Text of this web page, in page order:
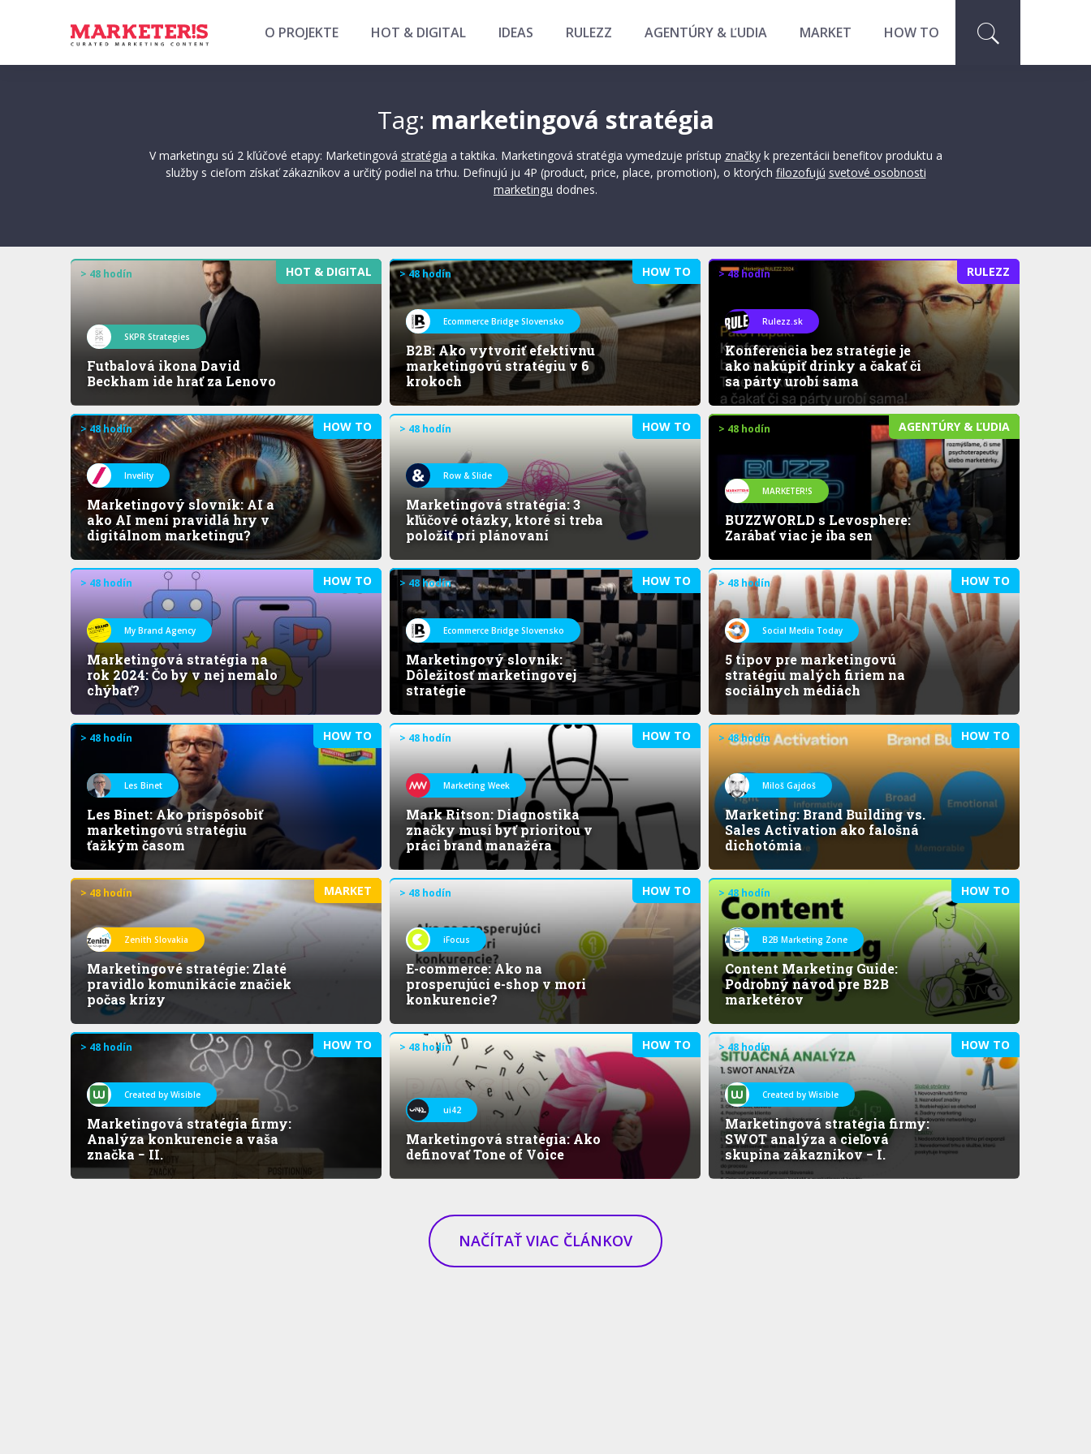
O PROJEKTE HOT & DIGITAL IDEAS RULEZZ AGENTÚRY & ĽUDIA MARKET HOW TO
Tag: marketingová stratégia
V marketingu sú 2 kľúčové etapy: Marketingová stratégia a taktika. Marketingová stratégia vymedzuje prístup značkyk prezentácii benefitov produktu a
služby s cieľom získať zákazníkov a určitý podiel na trhu. Definujú ju 4P (product, price, place, promotion), o ktorých filozofujú svetové osobnosti
marketingu dodnes.
HOT & DIGITAL
> 48 hodín
SKPR Strategies
Futbalová ikona David
Beckham ide hrať za Lenovo
HOW TO
> 48 hodín
Ecommerce Bridge Slovensko
B2B: Ako vytvoriť efektívnu
marketingovú stratégiu v 6
krokoch
RULEZZ
> 48 hodín
Rulezz.sk
Konferencia bez stratégie je
ako nakúpiť drinky a čakať či
sa párty urobí sama
HOW TO
> 48 hodín
Invelity
Marketingový slovník: AI a
ako AI mení pravidlá hry v
digitálnom marketingu?
HOW TO
> 48 hodín
Row & Slide
Marketingová stratégia: 3
kľúčové otázky, ktoré si treba
položiť pri plánovaní
AGENTÚRY & ĽUDIA
> 48 hodín
MARKETER!S
BUZZWORLD s Levosphere:
Zarábať viac je iba sen
HOW TO
> 48 hodín
My Brand Agency
Marketingová stratégia na
rok 2024: Čo by v nej nemalo
chýbať?
HOW TO
> 48 hodín
Ecommerce Bridge Slovensko
Marketingový slovník:
Dôležitosť marketingovej
stratégie
HOW TO
> 48 hodín
Social Media Today
5 tipov pre marketingovú
stratégiu malých firiem na
sociálnych médiách
HOW TO
> 48 hodín
Les Binet
Les Binet: Ako prispôsobiť
marketingovú stratégiu
ťažkým časom
HOW TO
> 48 hodín
Marketing Week
Mark Ritson: Diagnostika
značky musí byť prioritou v
práci brand manažéra
HOW TO
> 48 hodín
Miloš Gajdoš
Marketing: Brand Building vs.
Sales Activation ako falošná
dichotómia
MARKET
> 48 hodín
Zenith Slovakia
Marketingové stratégie: Zlaté
pravidlo komunikácie značiek
počas krízy
HOW TO
> 48 hodín
iFocus
E-commerce: Ako na
prosperujúci e-shop v mori
konkurencie?
HOW TO
> 48 hodín
B2B Marketing Zone
Content Marketing Guide:
Podrobný návod pre B2B
marketérov
HOW TO
> 48 hodín
Created by Wisible
Marketingová stratégia firmy:
Analýza konkurencie a vaša
značka − II.
HOW TO
> 48 hodín
ui42
Marketingová stratégia: Ako
definovať Tone of Voice
HOW TO
> 48 hodín
Created by Wisible
Marketingová stratégia firmy:
SWOT analýza a cieľová
skupina zákazníkov − I.
NAČÍTAŤ VIAC ČLÁNKOV